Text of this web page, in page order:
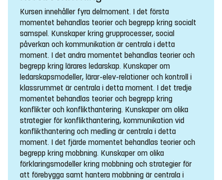
Kursen innehåller fyra delmoment. I det första
momentet behandlas teorier och begrepp kring socialt
samspel. Kunskaper kring grupprocesser, social
påverkan och kommunikation är centrala i detta
moment. I det andra momentet behandlas teorier och
begrepp kring lärares ledarskap. Kunskaper om
ledarskapsmodeller, lärar-elev-relationer och kontroll i
klassrummet är centrala i detta moment. I det tredje
momentet behandlas teorier och begrepp kring
konflikter och konflikthantering. Kunskaper om olika
strategier för konflikthantering, kommunikation vid
konflikthantering och medling är centrala i detta
moment. I det fjärde momentet behandlas teorier och
begrepp kring mobbning. Kunskaper om olika
förklaringsmodeller kring mobbning och strategier för
att förebygga samt hantera mobbning är centrala i